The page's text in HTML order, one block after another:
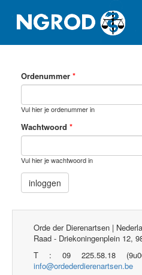
Ordenummer *
Vul hier je ordenummer in
Wachtwoord *
Vul hier je wachtwoord in
Orde der Dierenartsen |
Raad - Driekoningenplein 12,
T : 09 225.58.18
info@ordederdierenartsen.be